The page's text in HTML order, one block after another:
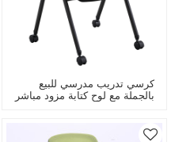
كرسي تدريب مدرسي للبيع
بالجملة مع لوح كتابة مزود مباشر